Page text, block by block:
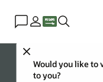
Close
Would you like to
to you?